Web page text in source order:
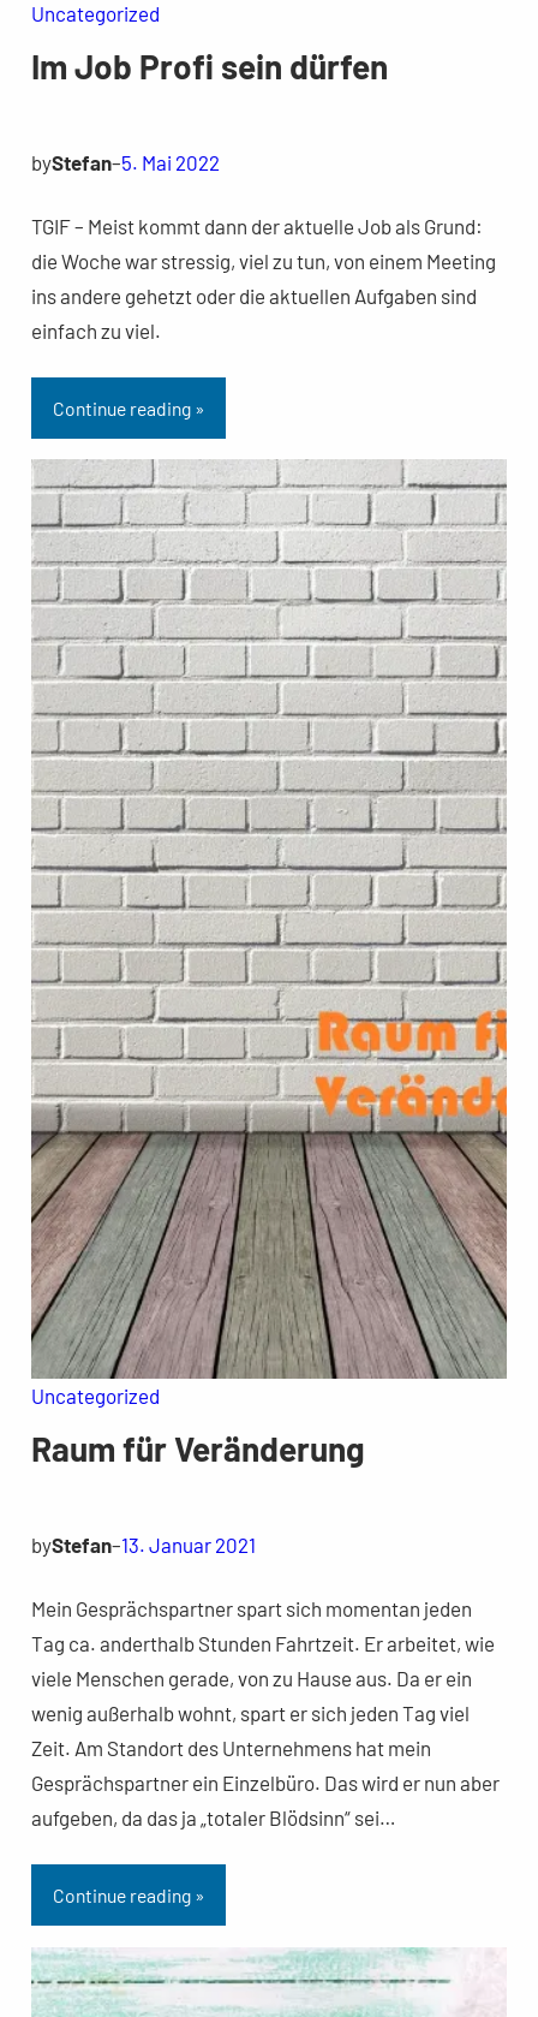
Uncategorized
Im Job Profi sein dürfen
byStefan–5. Mai 2022
TGIF – Meist kommt dann der aktuelle Job als Grund:
die Woche war stressig, viel zu tun, von einem Meeting
ins andere gehetzt oder die aktuellen Aufgaben sind
einfach zu viel.
Continue reading »
Uncategorized
Raum für Veränderung
byStefan–13. Januar 2021
Mein Gesprächspartner spart sich momentan jeden
Tag ca. anderthalb Stunden Fahrtzeit. Er arbeitet, wie
viele Menschen gerade, von zu Hause aus. Da er ein
wenig außerhalb wohnt, spart er sich jeden Tag viel
Zeit. Am Standort des Unternehmens hat mein
Gesprächspartner ein Einzelbüro. Das wird er nun aber
aufgeben, da das ja „totaler Blödsinn“ sei…
Continue reading »